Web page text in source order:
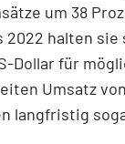
um 38
2022 halten sie
Dollar für
Umsatz
langfristig